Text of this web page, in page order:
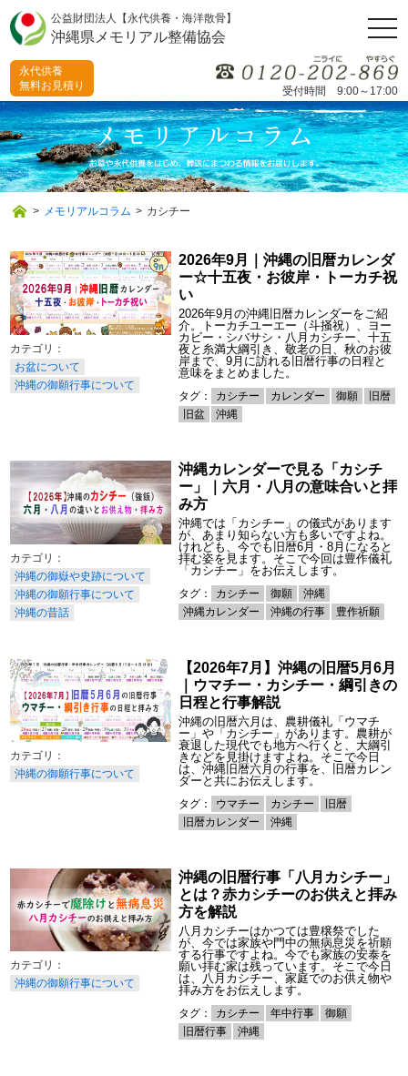
公益財団法人【永代供養・海洋散骨】
沖縄県メモリアル整備協会
受付時間 9:00～17:00
永代供養
無料お見積り
> メモリアルコラム > カシチー
お盆について
沖縄の御願行事について
2026年9月｜沖縄の旧暦カレンダ
ー☆十五夜・お彼岸・トーカチ祝
い
2026年9月の沖縄旧暦カレンダーをご紹
介。トーカチユーエー（斗掻祝）、ヨー
カビー・シバサシ・八月カシチー、十五
夜と糸満大綱引き、敬老の日、秋のお彼
岸まで、9月に訪れる旧暦行事の日程と
意味をまとめました。
タグ： カシチー カレンダー 御願
旧暦
旧盆
沖縄
沖縄の御嶽や史跡について
沖縄の御願行事について
沖縄の昔話
沖縄カレンダーで見る「カシチ
ー」｜六月・八月の意味合いと拝
み方
沖縄では「カシチー」の儀式があります
が、あまり知らない方も多いですよね。
けれども、今でも旧暦6月・8月になると
拝む姿を見ます。そこで今回は豊作儀礼
「カシチー」をお伝えします。
タグ： カシチー 御願
沖縄
沖縄カレンダー
沖縄の行事 豊作祈願
沖縄の御願行事について
【2026年7月】沖縄の旧暦5月6月
｜ウマチー・カシチー・綱引きの
日程と行事解説
沖縄の旧暦六月は、農耕儀礼「ウマチ
ー」や「カシチー」があります。農耕が
衰退した現代でも地方へ行くと、大綱引
きなどを見掛けますよね。そこで今日
は、沖縄旧暦六月の行事を、旧暦カレン
ダーと共にお伝えします。
タグ： ウマチー カシチー
旧暦
旧暦カレンダー
沖縄
沖縄の御願行事について
沖縄の旧暦行事「八月カシチー」
とは？赤カシチーのお供えと拝み
方を解説
八月カシチーはかつては豊穣祭でした
が、今では家族や門中の無病息災を祈願
する行事ですよね。今でも家族の安泰を
願い拝む家は残っています。そこで今日
は、八月カシチー、家庭でのお供え物や
拝み方をお伝えします。
タグ： カシチー 年中行事
御願
旧暦行事
沖縄